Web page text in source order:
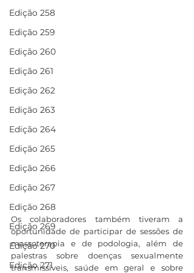
Edição 258
Edição 259
Edição 260
Edição 261
Edição 262
Edição 263
Edição 264
Edição 265
Edição 266
Edição 267
Edição 268
Edição 269
Edição 270
Edição 271
Os colaboradores também tiveram a
oportunidade de participar de sessões de
massoterapia e de podologia, além de
palestras sobre doenças sexualmente
transmissíveis, saúde em geral e sobre